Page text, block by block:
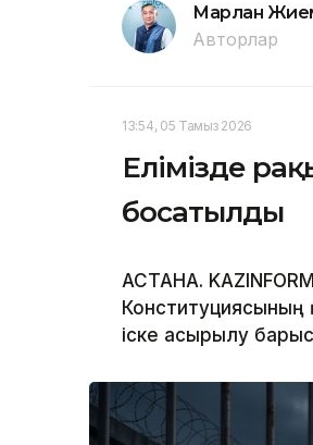
Марлан
Авторлар
13:54, 05 Тамыз 2026
Елімізде
босатылды
АСТАНА.
іске асырылу